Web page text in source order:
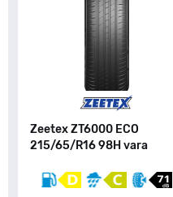
Zeetex ZT6000 ECO
215/65/R16 98H vara